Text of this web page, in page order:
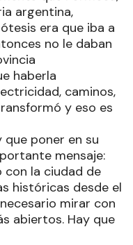
argentina,
era que iba a
no le daban
haberla
caminos,
y eso es
que poner en su
mensaje:
con la ciudad de
históricas desde el
mirar con
abiertos. Hay que